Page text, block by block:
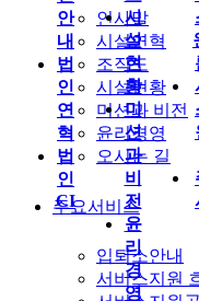
인사말
시설연혁
조직도
시설현황
미션과 비전
윤리경영
오시는 길
주요서비스
입퇴소안내
서비스지원
안
내
법
인
연
혁
법
인
CI
시
설
현
황
미
션
과
비
전
윤
리
경
영